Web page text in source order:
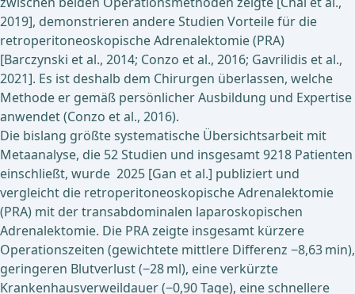
2019], demonstrieren andere Studien Vorteile für die
retroperitoneoskopische Adrenalektomie (PRA)
[Barczynski et al., 2014; Conzo et al., 2016; Gavrilidis et al.,
2021]. Es ist deshalb dem Chirurgen überlassen, welche
Methode er gemäß persönlicher Ausbildung und Expertise
anwendet (Conzo et al., 2016).
Die bislang größte systematische Übersichtsarbeit mit
Metaanalyse, die 52 Studien und insgesamt 9218 Patienten
einschließt, wurde 2025 [Gan et al.] publiziert und
vergleicht die retroperitoneoskopische Adrenalektomie
(PRA) mit der transabdominalen laparoskopischen
Adrenalektomie. Die PRA zeigte insgesamt kürzere
Operationszeiten (gewichtete mittlere Differenz −8,63 min),
geringeren Blutverlust (−28 ml), eine verkürzte
Krankenhausverweildauer (−0,90 Tage), eine schnellere